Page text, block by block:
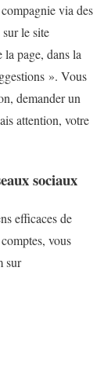
via des
le site
page, dans la
». Vous
demander un
attention, votre
sociaux
efficaces de
vous
sur